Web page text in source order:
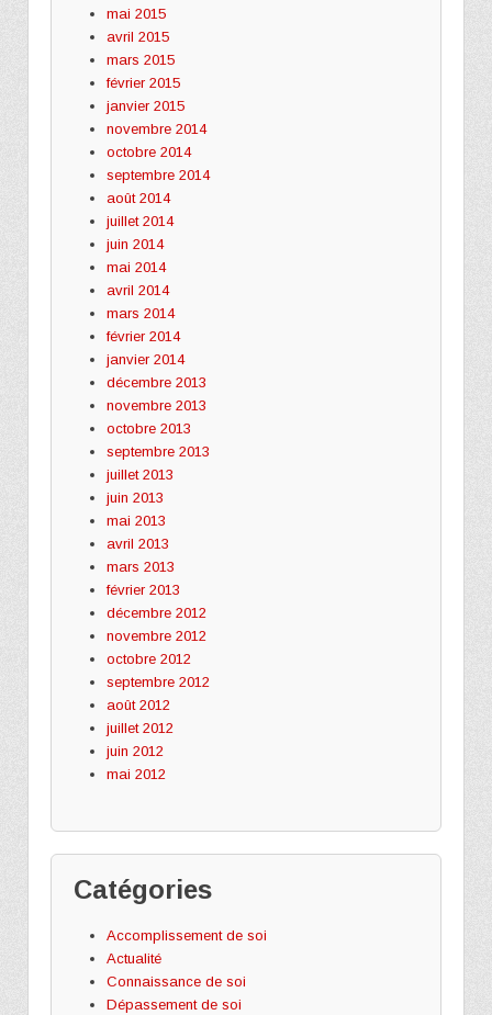
mai 2015
avril 2015
mars 2015
février 2015
janvier 2015
novembre 2014
octobre 2014
septembre 2014
août 2014
juillet 2014
juin 2014
mai 2014
avril 2014
mars 2014
février 2014
janvier 2014
décembre 2013
novembre 2013
octobre 2013
septembre 2013
juillet 2013
juin 2013
mai 2013
avril 2013
mars 2013
février 2013
décembre 2012
novembre 2012
octobre 2012
septembre 2012
août 2012
juillet 2012
juin 2012
mai 2012
Catégories
Accomplissement de soi
Actualité
Connaissance de soi
Dépassement de soi